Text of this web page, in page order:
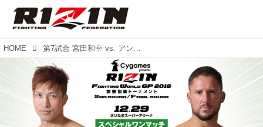
HOME 第7試合 宮田和幸 vs. アンディ・サワー（試合結果詳細） Cygames presents RIZIN FIGHTING WORLD GP 2016 無差別級トーナメント 2nd ROUND